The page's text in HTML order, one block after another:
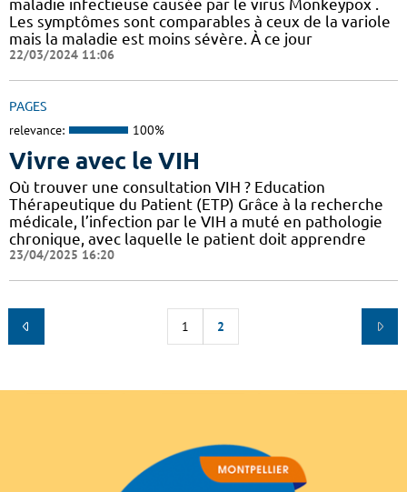
maladie infectieuse causée par le virus Monkeypox .
Les symptômes sont comparables à ceux de la variole
mais la maladie est moins sévère. À ce jour
22/03/2024 11:06
PAGES
relevance: 100%
Vivre avec le VIH
Où trouver une consultation VIH ? Education
Thérapeutique du Patient (ETP) Grâce à la recherche
médicale, l’infection par le VIH a muté en pathologie
chronique, avec laquelle le patient doit apprendre
23/04/2025 16:20
1 2